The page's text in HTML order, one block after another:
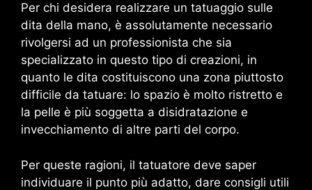
Per chi desidera realizzare un tatuaggio sulle
dita della mano, è assolutamente necessario
rivolgersi ad un professionista che sia
specializzato in questo tipo di creazioni, in
quanto le dita costituiscono una zona piuttosto
difficile da tatuare: lo spazio è molto ristretto e
la pelle è più soggetta a disidratazione e
invecchiamento di altre parti del corpo.
Per queste ragioni, il tatuatore deve saper
individuare il punto più adatto, dare consigli utili